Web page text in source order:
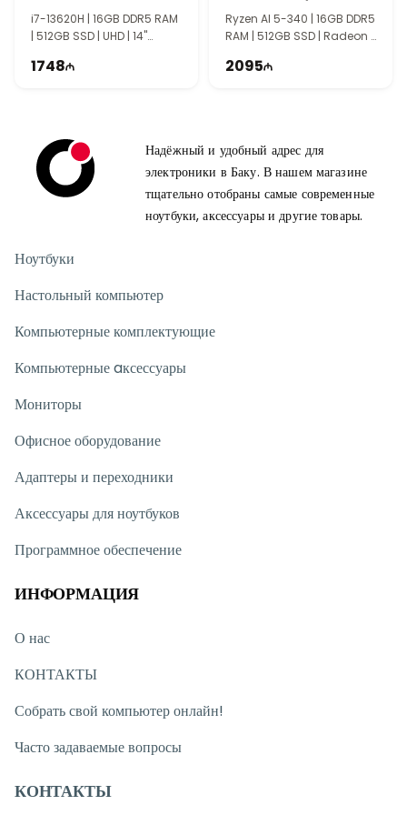
подключать внешние устройства. Поддержка Wi-Fi и
Bluetooth обеспечивает быстрое беспроводное соединение.
Производительность, быстрый SSD и удобный экран
обеспечивают комфортную работу.
i7-13620H | 16GB DDR5 RAM
| 512GB SSD | UHD | 14"
1748
90NB14U1-M007L0
Ryzen AI 5-340 | 16GB DDR5
RAM | 512GB SSD | Radeon |
2095
Надёжный и удобный адрес для
электроники в Баку. В нашем магазине
тщательно отобраны самые современные
ноутбуки, аксессуары и другие товары.
Ноутбуки
Настольный компьютер
Компьютерные комплектующие
Компьютерные aксессуары
Мониторы
Офисное оборудование
Адаптеры и переходники
Аксессуары для ноутбуков
Программное обеспечение
ИНФОРМАЦИЯ
О нас
КОНТАКТЫ
Собрать свой компьютер онлайн!
Часто задаваемые вопросы
КОНТАКТЫ